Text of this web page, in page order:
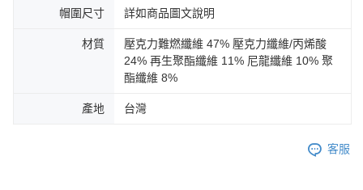
帽圍尺寸 詳如商品圖文說明
材質
壓克力難燃纖維 47% 壓克力纖維/丙烯酸
24% 再生聚酯纖維 11% 尼龍纖維 10% 聚
酯纖維 8%
產地 台灣
客服